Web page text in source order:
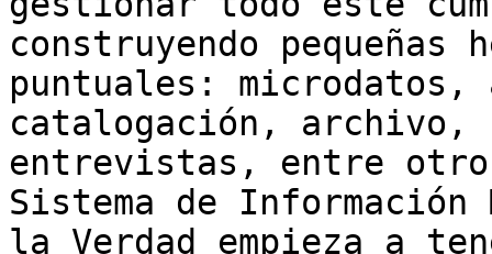
construyendo pequeñas
puntuales:
catalogación, archivo,
entrevistas, entre
Sistema de
la Verdad empieza a